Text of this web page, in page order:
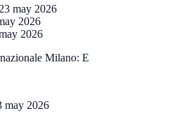
23 may 2026
2026
2026
Milano: E
may 2026